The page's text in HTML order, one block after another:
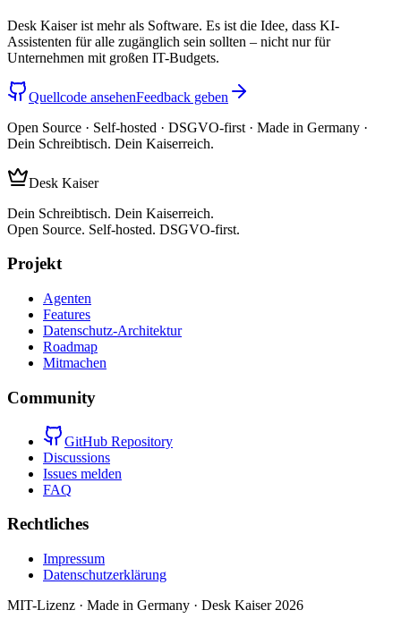
Desk Kaiser ist mehr als Software. Es ist die Idee, dass KI-
Assistenten für alle zugänglich sein sollten – nicht nur für
Unternehmen mit großen IT-Budgets.
Quellcode ansehenFeedback geben
Open Source · Self-hosted · DSGVO-first · Made in Germany ·
Dein Schreibtisch. Dein Kaiserreich.
Desk Kaiser
Dein Schreibtisch. Dein Kaiserreich.
Open Source. Self-hosted. DSGVO-first.
Projekt
Agenten
Features
Datenschutz-Architektur
Roadmap
Mitmachen
Community
GitHub Repository
Discussions
Issues melden
FAQ
Rechtliches
Impressum
Datenschutzerklärung
MIT-Lizenz · Made in Germany · Desk Kaiser 2026